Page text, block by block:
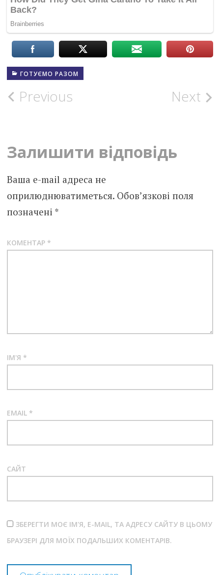
ГОТУЄМО РАЗОМ
Post
Previous Next
Залишити відповідь
Ваша e-mail адреса не
оприлюднюватиметься. Обов’язкові поля
позначені *
КОМЕНТАР *
ІМ'Я *
EMAIL *
САЙТ
ЗБЕРЕГТИ МОЄ ІМ'Я, E-MAIL, ТА АДРЕСУ САЙТУ В ЦЬОМУ
БРАУЗЕРІ ДЛЯ МОЇХ ПОДАЛЬШИХ КОМЕНТАРІВ.